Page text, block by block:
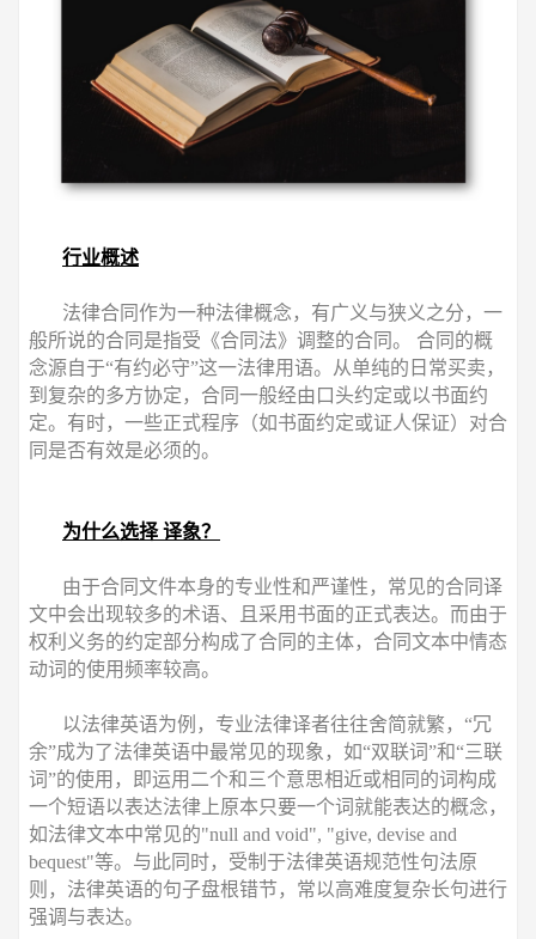
行业概述
法律合同作为一种法律概念，有广义与狭义之分，一
般所说的合同是指受《合同法》调整的合同。 合同的概
念源自于“有约必守”这一法律用语。从单纯的日常买卖，
到复杂的多方协定，合同一般经由口头约定或以书面约
定。有时，一些正式程序（如书面约定或证人保证）对合
同是否有效是必须的。
为什么选择 译象？
由于合同文件本身的专业性和严谨性，常见的合同译
文中会出现较多的术语、且采用书面的正式表达。而由于
权利义务的约定部分构成了合同的主体，合同文本中情态
动词的使用频率较高。
以法律英语为例，专业法律译者往往舍简就繁，“冗
余”成为了法律英语中最常见的现象，如“双联词”和“三联
词”的使用，即运用二个和三个意思相近或相同的词构成
一个短语以表达法律上原本只要一个词就能表达的概念，
如法律文本中常见的"null and void", "give, devise and
bequest"等。与此同时，受制于法律英语规范性句法原
则，法律英语的句子盘根错节，常以高难度复杂长句进行
强调与表达。